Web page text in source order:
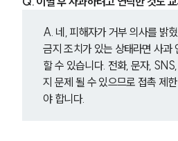
A. 네, 피해자가 거부 의사를 밝
금지 조치가 있는 상태라면 사과
할 수 있습니다. 전화, 문자,
지 문제 될 수 있으므로 접촉 제
야 합니다.